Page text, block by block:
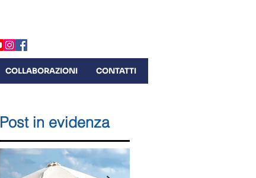
COLLABORAZIONI CONTATTI
Post in evidenza